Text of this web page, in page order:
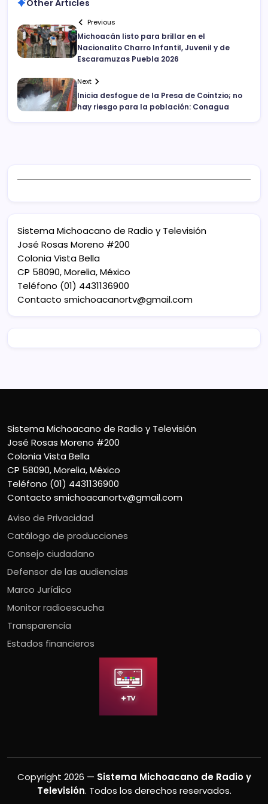
Other Articles
Previous
Michoacán listo para brillar en el
Nacionalito Charro Infantil, Juvenil y de
Escaramuzas Puebla 2026
Next
Inicia desfogue de la Presa de Cointzio; no
hay riesgo para la población: Conagua
Sistema Michoacano de Radio y Televisión
José Rosas Moreno #200
Colonia Vista Bella
CP 58090, Morelia, México
Teléfono (01) 4431136900
Contacto smichoacanortv@gmail.com
Sistema Michoacano de Radio y Televisión
José Rosas Moreno #200
Colonia Vista Bella
CP 58090, Morelia, México
Teléfono (01) 4431136900
Contacto smichoacanortv@gmail.com
Aviso de Privacidad
Catálogo de producciones
Consejo ciudadano
Defensor de las audiencias
Marco Jurídico
Monitor radioescucha
Transparencia
Estados financieros
Copyright 2026 — Sistema Michoacano de Radio y
Televisión. Todos los derechos reservados.